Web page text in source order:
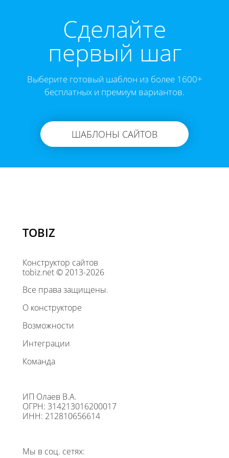
Cделайте
первый шаг
Выберите готовый шаблон из более 1600+
бесплатных и премиум вариантов.
ШАБЛОНЫ САЙТОВ
TOBIZ
Конструктор сайтов
tobiz.net © 2013-2026
Все права защищены.
О конструкторе
Возможности
Интеграции
Команда
ИП Олаев В.А.
ОГРН: 314213016200017
ИНН: 212810656614
Мы в соц. сетях: